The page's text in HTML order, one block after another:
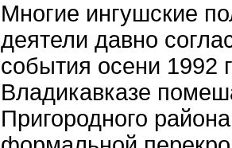
Многие ингушские
деятели давно
события осени 1992
Владикавказе
Пригородного